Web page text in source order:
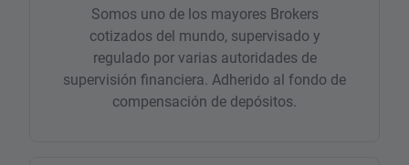
Somos uno de los mayores Brokers
cotizados del mundo, supervisado y
regulado por varias autoridades de
supervisión financiera. Adherido al fondo de
compensación de depósitos.